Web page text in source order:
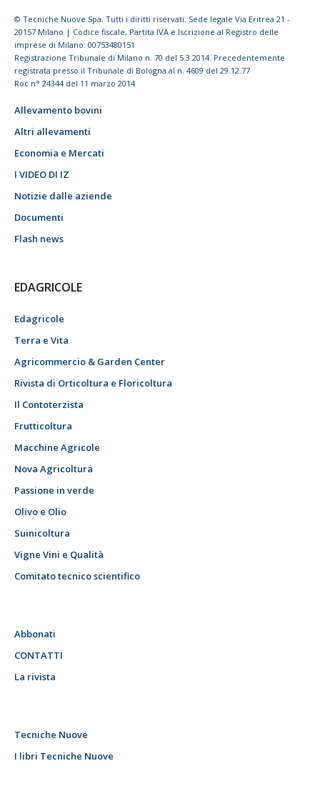
© Tecniche Nuove Spa. Tutti i diritti riservati. Sede legale Via Eritrea 21 -
20157 Milano | Codice fiscale, Partita IVA e Iscrizione al Registro delle
imprese di Milano: 00753480151
Registrazione Tribunale di Milano n. 70 del 5.3.2014. Precedentemente
registrata presso il Tribunale di Bologna al n. 4609 del 29.12.77
Roc n° 24344 del 11 marzo 2014
Allevamento bovini
Altri allevamenti
Economia e Mercati
I VIDEO DI IZ
Notizie dalle aziende
Documenti
Flash news
EDAGRICOLE
Edagricole
Terra e Vita
Agricommercio & Garden Center
Rivista di Orticoltura e Floricoltura
Il Contoterzista
Frutticoltura
Macchine Agricole
Nova Agricoltura
Passione in verde
Olivo e Olio
Suinicoltura
Vigne Vini e Qualità
Comitato tecnico scientifico
Abbonati
CONTATTI
La rivista
Tecniche Nuove
I libri Tecniche Nuove